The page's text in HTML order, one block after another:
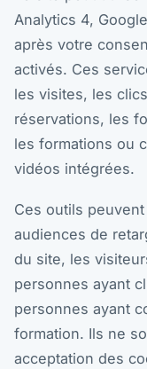
Analytics 4,
après votre
activés. Ces
les visites, les
réservations, les
les formations ou
vidéos intégrées.
Ces outils
audiences de
du site, les
personnes ayant
personnes ayant
formation. Ils ne
acceptation des